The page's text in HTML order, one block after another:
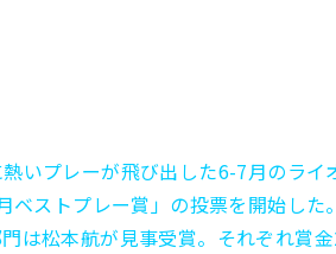
いプレーが飛び出した6-7月のライ
ベストプレー賞」の投票を開始し
は松本航が見事受賞。それぞれ賞